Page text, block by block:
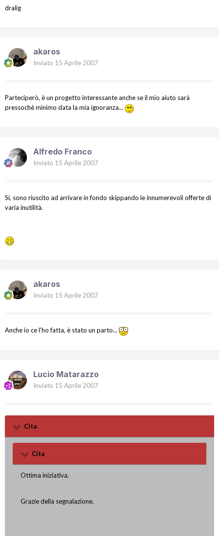
dralig
akaros
Inviato 15 Aprile 2007
Parteciperò, è un progetto interessante anche se il mio aiuto sarà
pressochè minimo data la mia ignoranza...
Alfredo Franco
Inviato 15 Aprile 2007
Si, sono riuscito ad arrivare in fondo skippando le innumerevoli offerte di
varia inutilità.
akaros
Inviato 15 Aprile 2007
Anche io ce l'ho fatta, è stato un parto...
Lucio Matarazzo
Inviato 15 Aprile 2007
Cita
Cita
Ottima iniziativa.
Grazie della segnalazione.